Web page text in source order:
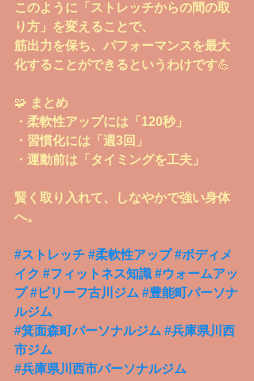
このように「ストレッチからの間の取
り方」を変えることで、
筋出力を保ち、パフォーマンスを最大
化することができるというわけです💪
🧩 まとめ
・柔軟性アップには「120秒」
・習慣化には「週3回」
・運動前は「タイミングを工夫」
賢く取り入れて、しなやかで強い身体
へ。
#ストレッチ #柔軟性アップ #ボディメ
イク #フィットネス知識 #ウォームアッ
プ #ビリーフ古川ジム #豊能町パーソナ
ルジム
#箕面森町パーソナルジム #兵庫県川西
市ジム
#兵庫県川西市パーソナルジム